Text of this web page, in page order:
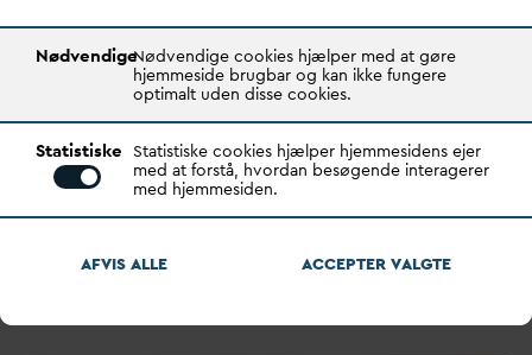
Højesteretsdom om vejbidrag:
Afgørelsen og konsekvenserne
Højesteret har i en ny dom frikendt Vejdirektoratet for
NødvendigeNødvendige cookies hjælper med at gøre
hjemmeside brugbar og kan ikke fungere
optimalt uden disse cookies.
Statistiske Statistiske cookies hjælper hjemmesidens ejer
med at forstå, hvordan besøgende interagerer
med hjemmesiden.
AFVIS ALLE ACCEPTERVALGTE